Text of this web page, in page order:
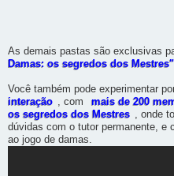
As demais pastas são exclusivas
Damas: os segredos dos Mestres"
Você também pode experimentar
interação , com mais de 200
os segredos dos Mestres , onde
dúvidas com o tutor permanente, e
ao jogo de damas.